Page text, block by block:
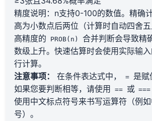
精度说明：n支持0-100的数值。精确
高为小数点后两位（计算时自动四舍
高精度的
PROB(n)
合并判断会导致精
数级上升。快速估算时会使用实际输
行计算。
注意事项：
在条件表达式中， =
是赋
如果您要判断相等，请使用
== 或 ===
使用中文标点符号来书写运算符（例
号）。